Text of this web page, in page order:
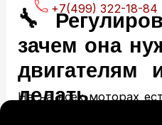
+7(499) 322-18-84
🔧
зачем она
двигателям
делать
Не на всех моторах